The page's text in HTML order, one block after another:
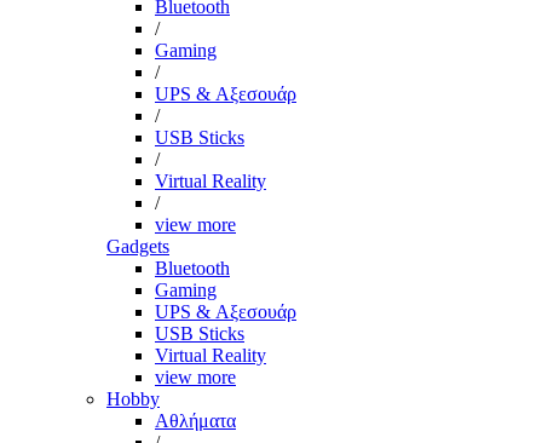
Bluetooth
/
Gaming
/
UPS & Αξεσουάρ
/
USB Sticks
/
Virtual Reality
/
view more
Gadgets
Bluetooth
Gaming
UPS & Αξεσουάρ
USB Sticks
Virtual Reality
view more
Hobby
Αθλήματα